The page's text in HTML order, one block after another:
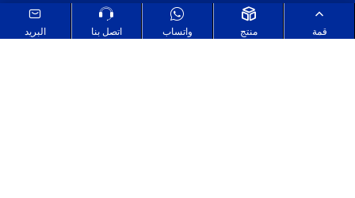
اطلع على سياسة الخصوصية الخاصة بنا
خريطة الموقع
البريد اتصل بنا واتساب منتج قمة